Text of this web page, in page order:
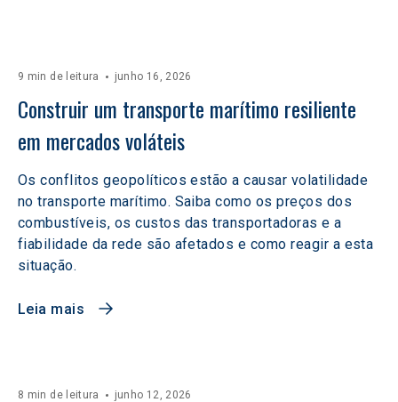
9 min de leitura junho 16, 2026
Construir um transporte marítimo resiliente
em mercados voláteis
Os conflitos geopolíticos estão a causar volatilidade
no transporte marítimo. Saiba como os preços dos
combustíveis, os custos das transportadoras e a
fiabilidade da rede são afetados e como reagir a esta
situação.
Leia mais
8 min de leitura junho 12, 2026